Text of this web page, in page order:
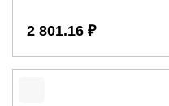
2 801.16 ₽